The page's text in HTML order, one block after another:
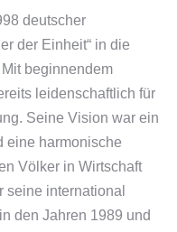
deutscher
der Einheit“ in die
beginnendem
leidenschaftlich für
Seine Vision war ein
eine harmonische
Völker in Wirtschaft
seine international
den Jahren 1989 und